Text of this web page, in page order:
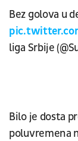
Bez golova u
liga Srbije
Bilo je dosta
poluvremena